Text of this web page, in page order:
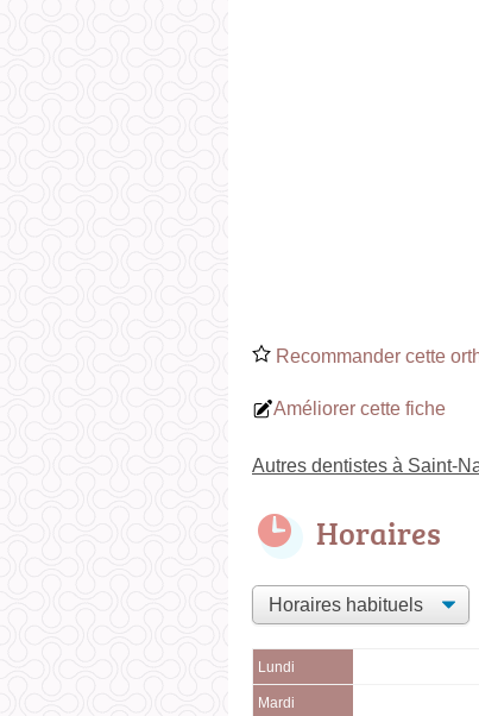
Recommander cette
Améliorer cette fiche
Autres dentistes à Saint-
Horaires
Lundi
Mardi